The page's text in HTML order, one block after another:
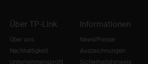
Über TP-Link
Über uns
Nachhaltigkeit
Unternehmensprofil
Informationen
News/Presse
Auszeichnungen
Sicherheitshinweis